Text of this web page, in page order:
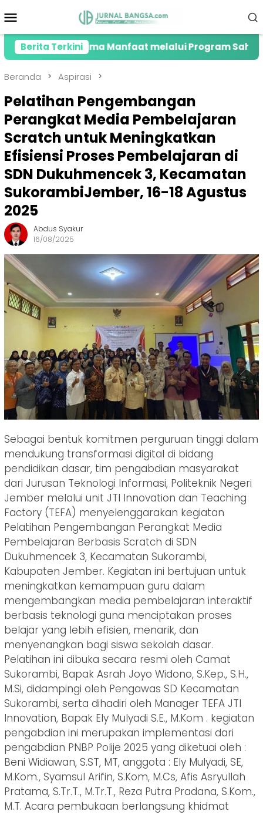
ke
Mobile
Berita Terkini
Manfaat melalui Program Sahabat Posyandu
Beranda Aspirasi
Pelatihan Pengembangan
Perangkat Media Pembelajaran
Scratch untuk Meningkatkan
Efisiensi Proses Pembelajaran di
SDN Dukuhmencek 3, Kecamatan
SukorambiJember, 16-18 Agustus
2025
Abdus Syakur
16/08/2025
Sebagai bentuk komitmen perguruan tinggi dalam
mendukung transformasi digital di bidang
pendidikan dasar, tim pengabdian masyarakat
dari Jurusan Teknologi Informasi, Politeknik Negeri
Jember melalui unit JTI Innovation dan Teaching
Factory (TEFA) menyelenggarakan kegiatan
Pelatihan Pengembangan Perangkat Media
Pembelajaran Berbasis Scratch di SDN
Dukuhmencek 3, Kecamatan Sukorambi,
Kabupaten Jember. Kegiatan ini bertujuan untuk
meningkatkan kemampuan guru dalam
mengembangkan media pembelajaran interaktif
berbasis teknologi guna menciptakan proses
belajar yang lebih efisien, menarik, dan
menyenangkan bagi siswa sekolah dasar.
Pelatihan ini dibuka secara resmi oleh Camat
Sukorambi, Bapak Asrah Joyo Widono, S.Kep., S.H.,
M.Si, didampingi oleh Pengawas SD Kecamatan
Sukorambi, serta dihadiri oleh Manager TEFA JTI
Innovation, Bapak Ely Mulyadi S.E., M.Kom . kegiatan
pengabdian ini merupakan implementasi dari
pengabdian PNBP Polije 2025 yang diketuai oleh :
Beni Widiawan, S.ST, MT, anggota : Ely Mulyadi, SE,
M.Kom., Syamsul Arifin, S.Kom, M.Cs, Afis Asryullah
Pratama, S.Tr.T., M.Tr.T., Reza Putra Pradana, S.Kom.,
M.T. Acara pembukaan berlangsung khidmat